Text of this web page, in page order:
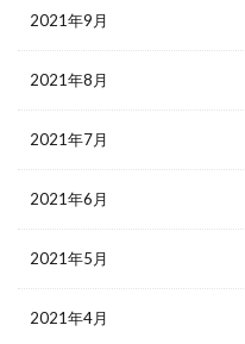
2021年9月
2021年8月
2021年7月
2021年6月
2021年5月
2021年4月